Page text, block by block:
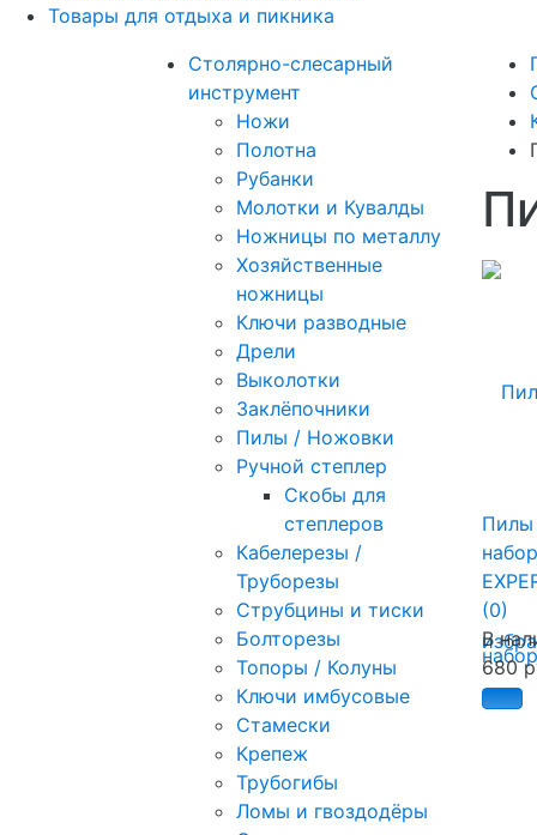
Товары для отдыха и пикника
Столярно-слесарный
инструмент
Ножи
Полотна
Рубанки
Молотки и Кувалды
Ножницы по металлу
Хозяйственные
ножницы
Ключи разводные
Дрели
Выколотки
Заклёпочники
Пилы / Ножовки
Ручной степлер
Скобы для
степлеров
Кабелерезы /
Труборезы
Струбцины и тиски
Болторезы
Топоры / Колуны
Ключи имбусовые
Стамески
Крепеж
Трубогибы
Ломы и гвоздодёры
Пилы
(0)
В
680